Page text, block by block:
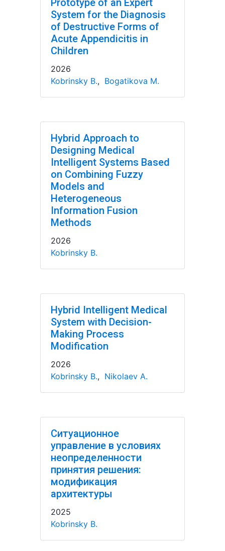
Prototype of an Expert
System for the Diagnosis
of Destructive Forms of
Acute Appendicitis in
Children
2026
Kobrinsky B., Bogatikova M.
Hybrid Approach to
Designing Medical
Intelligent Systems Based
on Combining Fuzzy
Models and
Heterogeneous
Information Fusion
Methods
2026
Kobrinsky B.
Hybrid Intelligent Medical
System with Decision-
Making Process
Modification
2026
Kobrinsky B., Nikolaev A.
Ситуационное
управление в условиях
неопределенности
принятия решения:
модификация
архитектуры
2025
Kobrinsky B.